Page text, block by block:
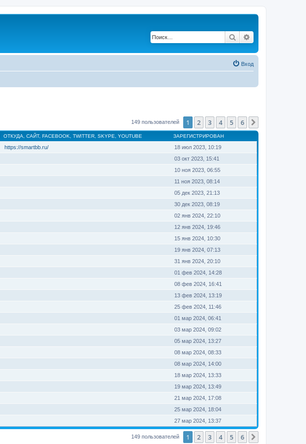
Поиск
Вход
149 пользователей 1 2 3 4 5 6
ОТКУДА, САЙТ, FACEBOOK, TWITTER, SKYPE, YOUTUBE ЗАРЕГИСТРИРОВАН
https://smartbb.ru/
18 июл 2023, 10:19
03 окт 2023, 15:41
10 ноя 2023, 06:55
11 ноя 2023, 08:14
05 дек 2023, 21:13
30 дек 2023, 08:19
02 янв 2024, 22:10
12 янв 2024, 19:46
15 янв 2024, 10:30
19 янв 2024, 07:13
31 янв 2024, 20:10
01 фев 2024, 14:28
08 фев 2024, 16:41
13 фев 2024, 13:19
25 фев 2024, 11:46
01 мар 2024, 06:41
03 мар 2024, 09:02
05 мар 2024, 13:27
08 мар 2024, 08:33
08 мар 2024, 14:00
18 мар 2024, 13:33
19 мар 2024, 13:49
21 мар 2024, 17:08
25 мар 2024, 18:04
27 мар 2024, 13:37
149 пользователей 1 2 3 4 5 6